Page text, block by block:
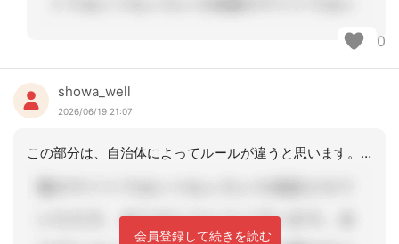
0
showa_well
2026/06/19 21:07
この部分は、自治体によってルールが違うと思います。兵庫県神戸市の場合は、サインの
会員登録して続きを読む